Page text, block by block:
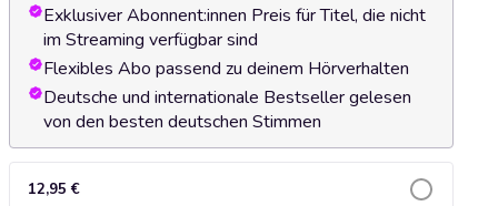
Exklusiver Abonnent:innen Preis für Titel, die nicht
im Streaming verfügbar sind
Flexibles Abo passend zu deinem Hörverhalten
Deutsche und internationale Bestseller gelesen
von den besten deutschen Stimmen
12,95 €